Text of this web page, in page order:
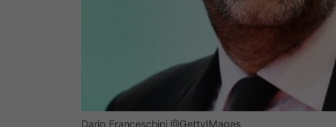
Dario Franceschini @GettyIMages